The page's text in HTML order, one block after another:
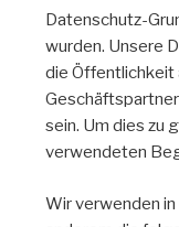
Datenschutz-
wurden. Unsere
die Öffentlichkeit
sein. Um dies zu
verwendeten
Wir verwenden